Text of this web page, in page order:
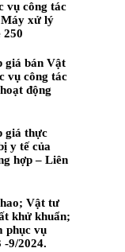
vụ công tác
Máy xử lý
250
giá bán Vật
vụ công tác
động
giá thực
y tế của
hợp – Liên
Vật tư
khử khuẩn;
phục vụ
-9/2024.